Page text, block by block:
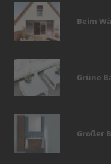
Beim
Grüne
Großer